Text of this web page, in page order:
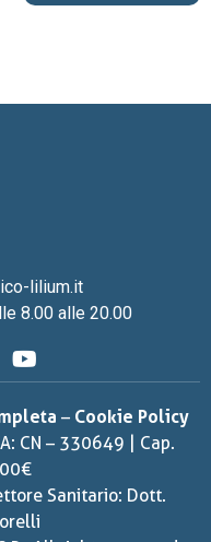
lilium.it
8.00 alle 20.00
– Cookie Policy
CN – 330649 | Cap.
Sanitario: Dott.